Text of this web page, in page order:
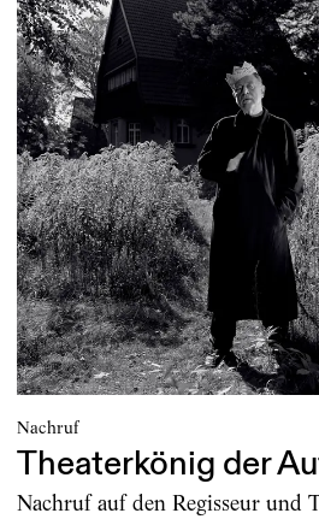
Nachruf
Theaterkönig der
Nachruf auf den Regisseur und